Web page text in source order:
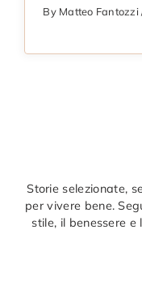
By Matteo
Storie selezionate,
per vivere bene.
stile, il benessere